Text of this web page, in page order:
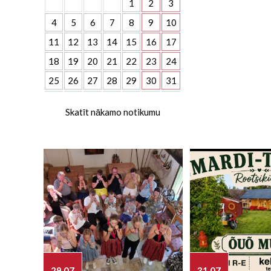
1 2
3
4
5 6 7 8 9
10
11
12 13 14 15 16
17
18
19 20 21 22 23
24
25
26 27 28 29 30 31
Skatīt nākamo notikumu